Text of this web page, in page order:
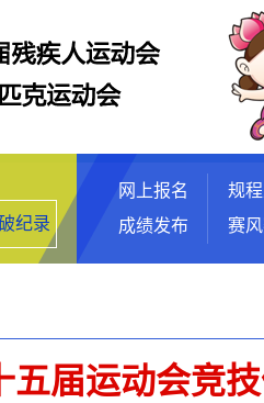
跳转至内容部
纪录
网上报名
成绩发布
规
赛
五届运动会竞